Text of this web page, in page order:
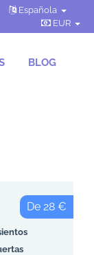
Española
EUR
BLOG
De 28 €